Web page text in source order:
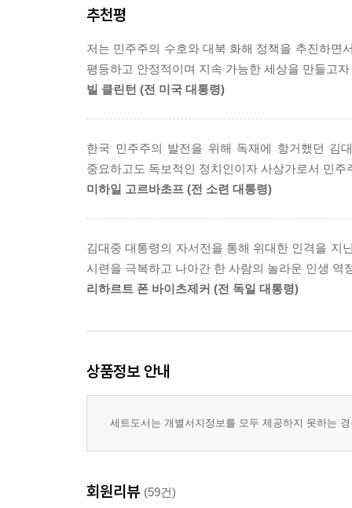
빌 클린턴과 부시, 그리고 한반도 (2000. 11～2000.
5부
국민의 정부 늦둥이, 여성부 탄생 (2000. 12～2001.
민주당 총재직을 내 놓다 (2001. 11～2002. 2)
봄날, 몸이 아팠다 (2002. 3～2002. 6)
붉은 악마와 촛불 (2002. 6～2002. 10)
청와대를 나오다 (2002. 10～2003. 2)
6부
혼자서 세상을 품다 (2003. 2～2005. 12)
국민보다 반걸음만 앞서 가야 (2006. 1～2008. 5)
『김대중 자서전』이 나오기까지
김대중 연보
그러자 김 위원장이 나를 설득하려 들었다.
“과거 7?4 공동 성명도 상부의 뜻을 받들어 이후
위원장을 대표해서 김용순, 이렇게 합시다.”
“선언문의 서두에는 ‘대한민국 김대중 대통령과
과 같이 합의했다’는 표현이 들어가야 하지 않겠
원장 김정일로 표기하고 서명하는 것은 너무도
갑자기 튀어나온 김 위원장의 농이었다. 절박한
“김 위원장도 전라도 전주 김 씨 아니오. 그렇게 합
“아예 개선장군 칭호를 듣고 싶은 모양입니다.”
그러자 비로소 김 위원장이 웃었다. 정상 회담은
부처였다. 그 단견이 매우 위태로워 보였다. 특히
후보로 나를 찾아왔을 때는 햇볕 정책에 공감한다
5 2권 6부 「국민보다 반걸음 앞서 가야」
활동을 못하게 된 과정, 그리고 1971년 40대 대선
망명하기까지의 상황, 귀국 후 대선 도전에 이어
대통령이 되기까지의 파란만장한 역정이 담긴 1
민중이 거쳐 온 굴곡진 삶과 위정자들의 폐단
힘 가진 위정자 쪽을 향해 매섭게 벼려져 있었다
발견할 수 있다.
2권에는 대통령 취임 직후부터 퇴임 후 서거 직
해결을 위해 70년 동안 온몸으로 부딪쳐 가며 생
극복, 1980년대 옥중에서부터 구상한 대한민국
이어진 노벨평화상 수상, 2002년 월드컵의 성공
민주 회복, 세계 평화 달성에 혼신을 다했다.
믿었다. 이 책에는 한평생 민주주의, 정의, 평화,
○ 출생과 유년시절 : 김대중은 1924년 한국의 남
추천평
저는 민주주의 수호와 대북 화해 정책을 추진하면
평등하고 안정적이며 지속 가능한 세상을 만들고
빌 클린턴 (전 미국 대통령)
한국 민주주의 발전을 위해 독재에 항거했던 김
중요하고도 독보적인 정치인이자 사상가로서 민
미하일 고르바초프 (전 소련 대통령)
김대중 대통령의 자서전을 통해 위대한 인격을 지
시련을 극복하고 나아간 한 사람의 놀라운 인생
리하르트 폰 바이츠제커 (전 독일 대통령)
상품정보 안내
세트도서는 개별서지정보를 모두 제공하지 못하는
회원리뷰 (59건)